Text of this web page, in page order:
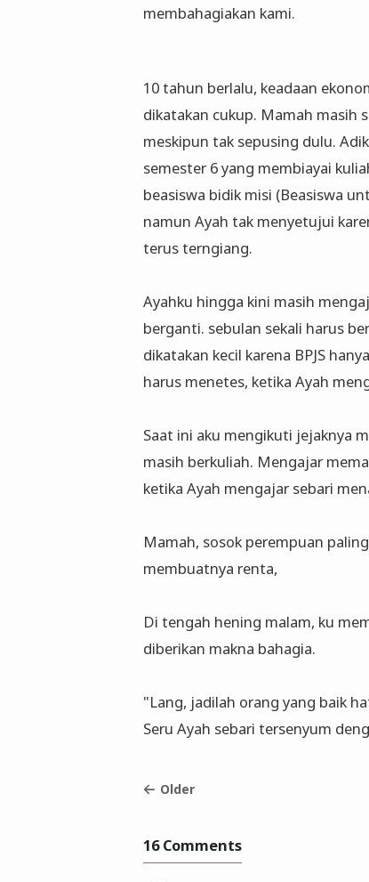
membahagiakan kami.
10 tahun berlalu, keadaan
dikatakan cukup. Mamah masih
meskipun tak sepusing dulu.
semester 6 yang membiayai
beasiswa bidik misi (Beasiswa
namun Ayah tak menyetujui
terus terngiang.
Ayahku hingga kini masih
berganti. sebulan sekali harus
dikatakan kecil karena BPJS
harus menetes, ketika Ayah
Saat ini aku mengikuti jejaknya
masih berkuliah. Mengajar
ketika Ayah mengajar sebari
Mamah, sosok perempuan
membuatnya renta,
Di tengah hening malam, ku
diberikan makna bahagia.
"Lang, jadilah orang yang baik
Seru Ayah sebari tersenyum
Older
16 Comments